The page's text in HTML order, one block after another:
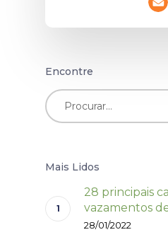
Encontre
Mais Lidos
28 principais
vazamentos
28/01/2022